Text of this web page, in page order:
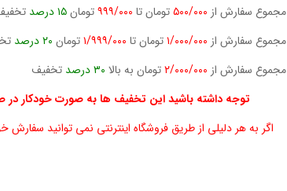
مجموع سفارش از ۵۰۰/۰۰۰تومان تا ۹۹۹/۰۰۰تومان۱۵ درصد
مجموع سفارش از ۱/۰۰۰/۰۰۰تومان تا ۱/۹۹۹/۰۰۰تومان ۲۰ درصد
مجموع سفارش از ۲/۰۰۰/۰۰۰تومان به بالا ۳۰ درصد
تخفیف
توجه داشته باشید این تخفیف ها به صورت خودکار در
اگر به هر دلیلی از طریق فروشگاه اینترنتی نمی توانید سفارش خودتان را ثبت کنید با